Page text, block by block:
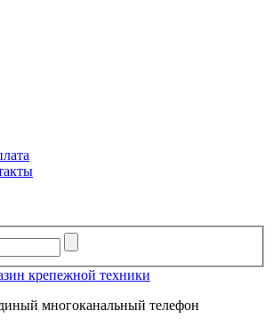
многоканальный телефон